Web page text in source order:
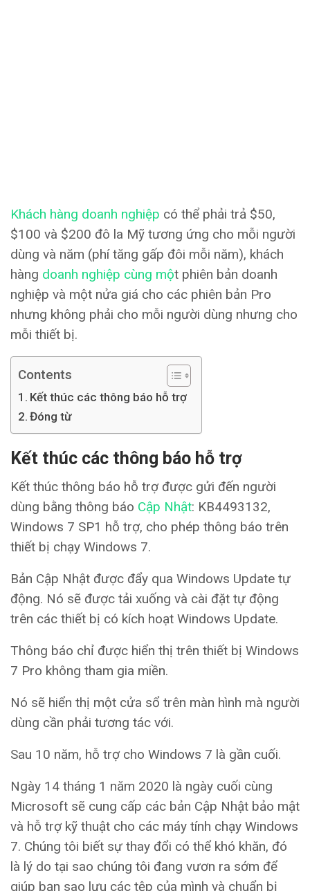
Khách hàng doanh nghiệp có thể phải trả $50,
$100 và $200 đô la Mỹ tương ứng cho mỗi người
dùng và năm (phí tăng gấp đôi mỗi năm), khách
hàng doanh nghiệp cùng một phiên bản doanh
nghiệp và một nửa giá cho các phiên bản Pro
nhưng không phải cho mỗi người dùng nhưng cho
mỗi thiết bị.
Contents
Kết thúc các thông báo hỗ trợ
Đóng từ
Kết thúc các thông báo hỗ trợ
Kết thúc thông báo hỗ trợ được gửi đến người
dùng bằng thông báo Cập Nhật: KB4493132,
Windows 7 SP1 hỗ trợ, cho phép thông báo trên
thiết bị chạy Windows 7.
Bản Cập Nhật được đẩy qua Windows Update tự
động. Nó sẽ được tải xuống và cài đặt tự động
trên các thiết bị có kích hoạt Windows Update.
Thông báo chỉ được hiển thị trên thiết bị Windows
7 Pro không tham gia miền.
Nó sẽ hiển thị một cửa sổ trên màn hình mà người
dùng cần phải tương tác với.
Sau 10 năm, hỗ trợ cho Windows 7 là gần cuối.
Ngày 14 tháng 1 năm 2020 là ngày cuối cùng
Microsoft sẽ cung cấp các bản Cập Nhật bảo mật
và hỗ trợ kỹ thuật cho các máy tính chạy Windows
7. Chúng tôi biết sự thay đổi có thể khó khăn, đó
là lý do tại sao chúng tôi đang vươn ra sớm để
giúp bạn sao lưu các tệp của mình và chuẩn bị